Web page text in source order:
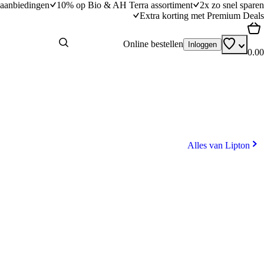
10% op Bio & AH Terra assortiment
2x zo snel sparen
Extra korting met Premium Deals
Online bestellen Inloggen
0.00
Alles van Lipton